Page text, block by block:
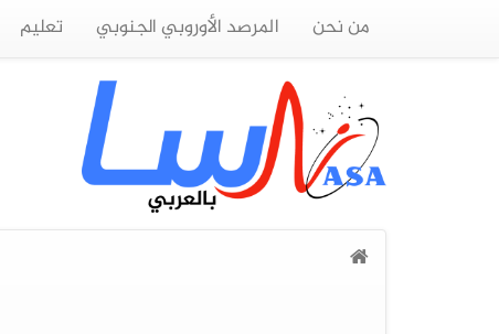
من نحن المرصد الأوروبي الجنوبي تعليم